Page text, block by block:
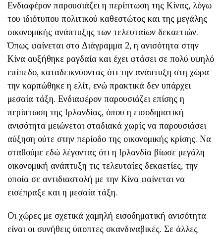
Ενδιαφέρον παρουσιάζει η περίπτωση της Κίνας, λόγω
του ιδιότυπου πολιτικού καθεστώτος και της μεγάλης
οικονομικής ανάπτυξης των τελευταίων δεκαετιών.
Όπως φαίνεται στο Διάγραμμα 2, η ανισότητα στην
Κίνα αυξήθηκε ραγδαία και έχει φτάσει σε πολύ υψηλό
επίπεδο, καταδεικνύοντας ότι την ανάπτυξη στη χώρα
την καρπώθηκε η ελίτ, ενώ πρακτικά δεν υπάρχει
μεσαία τάξη. Ενδιαφέρον παρουσιάζει επίσης η
περίπτωση της Ιρλανδίας, όπου η εισοδηματική
ανισότητα μειώνεται σταδιακά χωρίς να παρουσιάσει
αύξηση ούτε στην περίοδο της οικονομικής κρίσης. Να
σταθούμε εδώ λέγοντας ότι η Ιρλανδία βίωσε μεγάλη
οικονομική ανάπτυξη τις τελευταίες δεκαετίες, την
οποία σε αντιδιαστολή με την Κίνα φαίνεται να
εισέπραξε και η μεσαία τάξη.
Οι χώρες με σχετικά χαμηλή εισοδηματική ανισότητα
είναι οι συνήθεις ύποπτες σκανδιναβικές. Σε άλλες